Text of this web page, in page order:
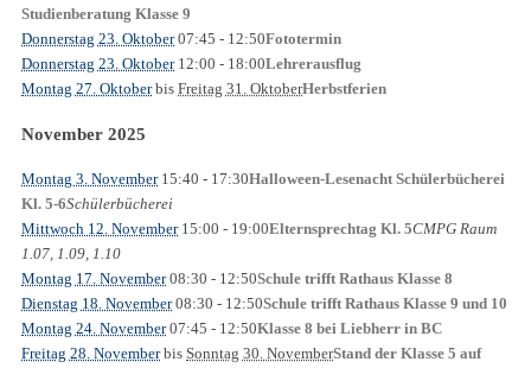
Studienberatung Klasse 9
Donnerstag 23. Oktober07:45 - 12:50Fototermin
Donnerstag 23. Oktober12:00 - 18:00Lehrerausflug
Montag 27. Oktoberbis Freitag 31. OktoberHerbstferien
November 2025
Montag 3. November15:40 - 17:30Halloween-Lesenacht Schülerbücherei
Kl. 5-6Schülerbücherei
Mittwoch 12. November15:00 - 19:00Elternsprechtag Kl. 5CMPG Raum
1.07, 1.09, 1.10
Montag 17. November08:30 - 12:50Schule trifft Rathaus Klasse 8
Dienstag 18. November08:30 - 12:50Schule trifft Rathaus Klasse 9 und 10
Montag 24. November07:45 - 12:50Klasse 8 bei Liebherr in BC
Freitag 28. Novemberbis Sonntag 30. NovemberStand der Klasse 5 auf